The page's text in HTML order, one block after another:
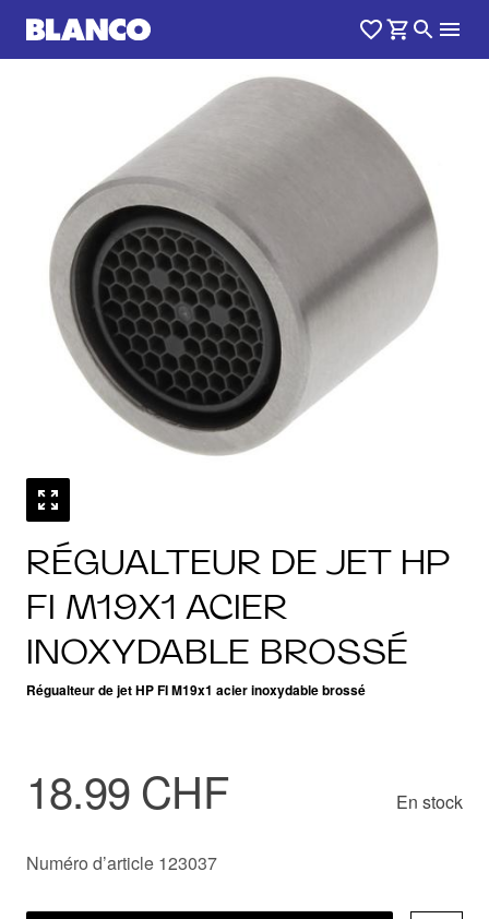
RÉGUALTEUR DE JET HP
FI M19X1 ACIER
INOXYDABLE BROSSÉ
Régualteur de jet HP FI M19x1 acier inoxydable brossé
18.99 CHF En stock
Numéro d’article 123037